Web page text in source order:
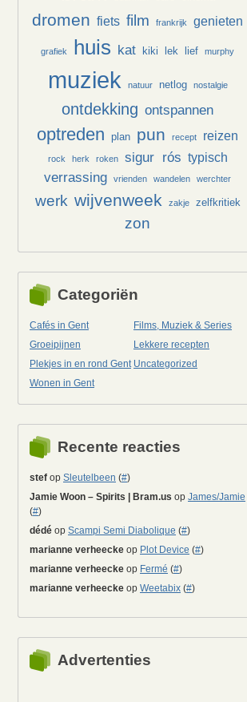
dromen fiets film frankrijk genieten
grafiek huis kat kiki lek lief murphy
muziek natuur netlog nostalgie
ontdekking ontspannen
optreden plan pun recept reizen
rock herk roken sigur rós typisch
verrassing vrienden wandelen werchter
werk wijvenweek zakje zelfkritiek
zon
Categoriën
Cafés in Gent
Films, Muziek & Series
Groeipijnen
Lekkere recepten
Plekjes in en rond Gent Uncategorized
Wonen in Gent
Recente reacties
stef op Sleutelbeen (#)
Jamie Woon – Spirits | Bram.us op James/Jamie
(#)
dédé op Scampi Semi Diabolique (#)
marianne verheecke op Plot Device (#)
marianne verheecke op Fermé (#)
marianne verheecke op Weetabix (#)
Advertenties